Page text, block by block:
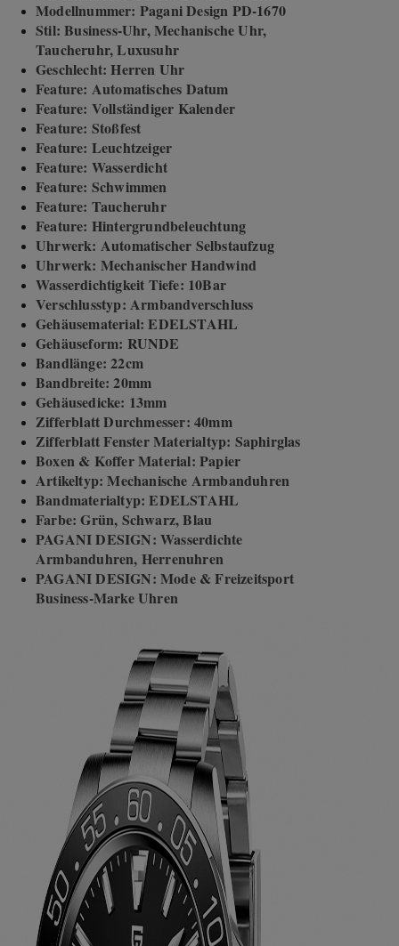
Modellnummer: Pagani Design PD-1670
Stil: Business-Uhr, Mechanische Uhr,
Taucheruhr, Luxusuhr
Geschlecht: Herren Uhr
Feature: Automatisches Datum
Feature: Vollständiger Kalender
Feature: Stoßfest
Feature: Leuchtzeiger
Feature: Wasserdicht
Feature: Schwimmen
Feature: Taucheruhr
Feature: Hintergrundbeleuchtung
Uhrwerk: Automatischer Selbstaufzug
Uhrwerk: Mechanischer Handwind
Wasserdichtigkeit Tiefe: 10Bar
Verschlusstyp: Armbandverschluss
Gehäusematerial: EDELSTAHL
Gehäuseform: RUNDE
Bandlänge: 22cm
Bandbreite: 20mm
Gehäusedicke: 13mm
Zifferblatt Durchmesser: 40mm
Zifferblatt Fenster Materialtyp: Saphirglas
Boxen & Koffer Material: Papier
Artikeltyp: Mechanische Armbanduhren
Bandmaterialtyp: EDELSTAHL
Farbe: Grün, Schwarz, Blau
PAGANI DESIGN: Wasserdichte
Armbanduhren, Herrenuhren
PAGANI DESIGN: Mode & Freizeitsport
Business-Marke Uhren